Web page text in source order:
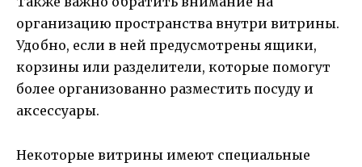
организацию пространства внутри витрины.
Удобно, если в ней предусмотрены ящики,
корзины или разделители, которые помогут
более организованно разместить посуду и
аксессуары.
Некоторые витрины имеют специальные